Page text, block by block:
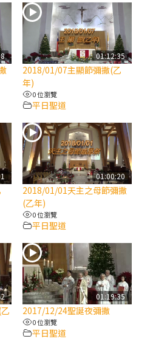
教帶你做「四旬期避靜」—【逾
聖方濟的靈修，「不占為己
第八集：「耶穌為什麼降生到
祈修女
【萬物讚頌頌歌 – 太陽與生態音
方濟與已逝教宗方濟各（中）
萬物讚頌頌歌 – 太陽與生態音
方濟與已逝教宗方濟各（下）
【萬物讚頌頌歌 – 太陽與生態音
聖方濟與已逝教宗方濟各（上）
正主教帶你做【將臨期避靜】—
命」：利他與內化
教帶你做【將臨期避靜】—耶穌
同在＝「厄瑪努爾」
01:12:35
2018/01/07主顯節彌撒(乙
年)
0 位瀏覽
平日聖道
01:00:20
2018/01/01天主之母節彌撒
(乙年)
0 位瀏覽
平日聖道
01:19:35
2017/12/24聖誕夜彌撒
0 位瀏覽
平日聖道